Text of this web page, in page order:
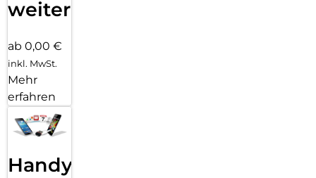
weiter
ab 0,00 €
inkl. MwSt.
Mehr
erfahren
Handy